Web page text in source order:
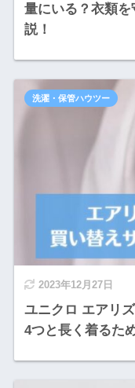
量にいる？衣類
説！
2023年12月27日
ユニクロ エアリ
4つと長く着るた
洗濯・保管ハウツー